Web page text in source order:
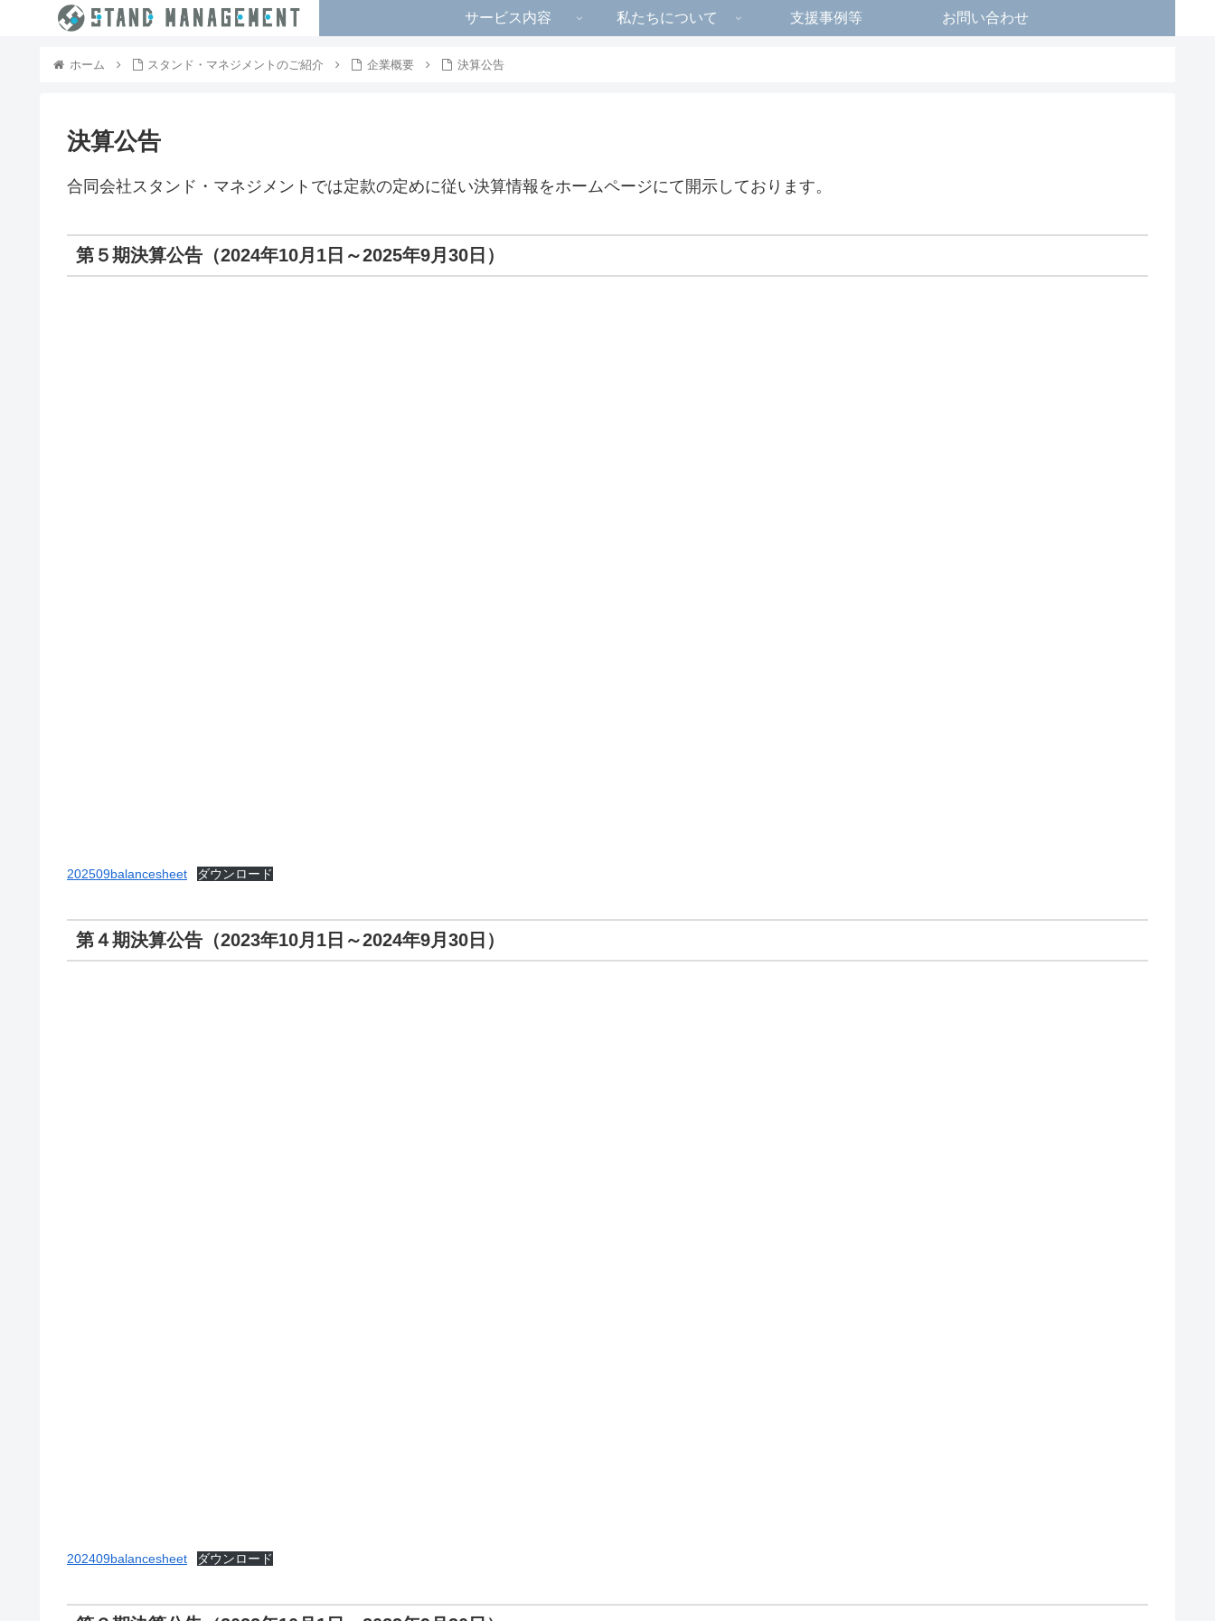
サービス内容 私たちについて 支援事例等 お問い合わせ
ホーム スタンド・マネジメントのご紹介 企業概要 決算公告
決算公告
合同会社スタンド・マネジメントでは定款の定めに従い決算情報をホームページにて開示しております。
第５期決算公告（2024年10月1日～2025年9月30日）
202509balancesheet ダウンロード
第４期決算公告（2023年10月1日～2024年9月30日）
202409balancesheet ダウンロード